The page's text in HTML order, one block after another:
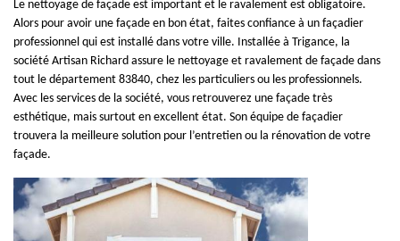
Le nettoyage de façade est important et le ravalement est obligatoire.
Alors pour avoir une façade en bon état, faites confiance à un façadier
professionnel qui est installé dans votre ville. Installée à Trigance, la
société Artisan Richard assure le nettoyage et ravalement de façade dans
tout le département 83840, chez les particuliers ou les professionnels.
Avec les services de la société, vous retrouverez une façade très
esthétique, mais surtout en excellent état. Son équipe de façadier
trouvera la meilleure solution pour l’entretien ou la rénovation de votre
façade.